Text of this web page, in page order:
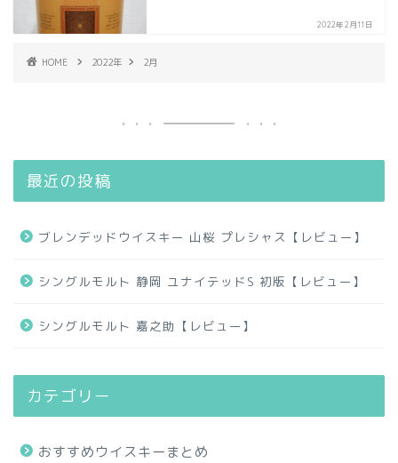
2022年2月11日
HOME 2022年 2月
最近の投稿
ブレンデッドウイスキー 山桜 プレシャス【レビュー】
シングルモルト 静岡 ユナイテッドS 初版【レビュー】
シングルモルト 嘉之助【レビュー】
カテゴリー
おすすめウイスキーまとめ